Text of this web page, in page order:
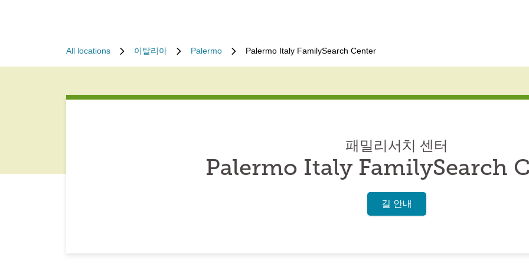
All locations 이탈리아 Palermo Palermo Italy FamilySearch Center
패밀리서치 센터
Palermo Italy FamilySearch
길 안내